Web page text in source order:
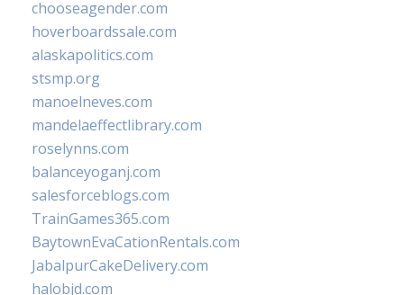
chooseagender.com
hoverboardssale.com
alaskapolitics.com
stsmp.org
manoelneves.com
mandelaeffectlibrary.com
roselynns.com
balanceyoganj.com
salesforceblogs.com
TrainGames365.com
BaytownEvaCationRentals.com
JabalpurCakeDelivery.com
halobjd.com